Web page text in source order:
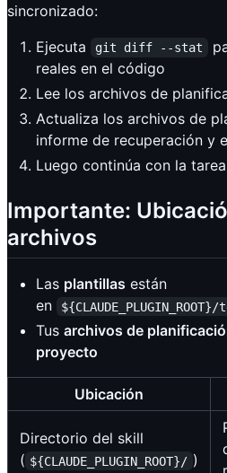
sincronizado:
Ejecuta
git diff --stat
reales en el código
Lee los archivos de
Actualiza los archivos de
informe de recuperación y
Luego continúa con la tarea
Importante:
archivos
Las plantillas están
en
Tus archivos de
proyecto
Ubicación
Directorio del skill
( ${CLAUDE_PLUGIN_ROOT}/ )